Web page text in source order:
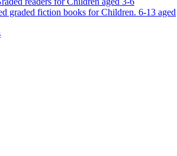
graded fiction books for Children. 6-13 aged